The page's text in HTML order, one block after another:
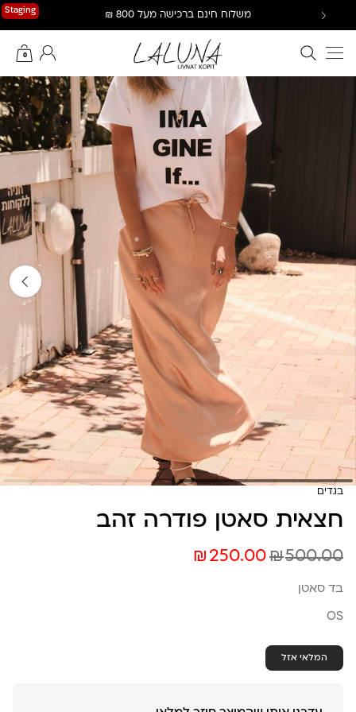
Staging משלוח חינם ברכישה מעל 800 ₪
חיפוש באתר
0
החשבון שלי
בגדים
חצאית סאטן פודרה זהב
₪ 250.00₪500.00
בד סאטן
OS
המלאי אזל